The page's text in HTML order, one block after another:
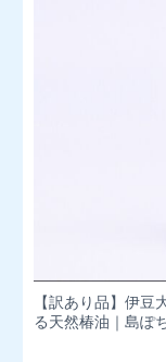
【訳あり品】伊豆
る天然椿油｜島ぽ